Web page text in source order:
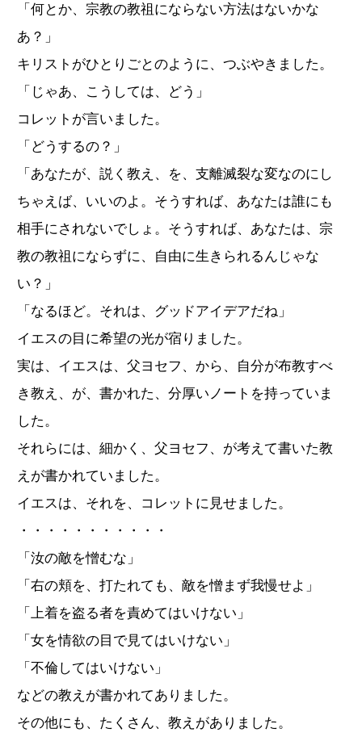
「何とか、宗教の教祖にならない方法はないかな
あ？」
キリストがひとりごとのように、つぶやきました。
「じゃあ、こうしては、どう」
コレットが言いました。
「どうするの？」
「あなたが、説く教え、を、支離滅裂な変なのにし
ちゃえば、いいのよ。そうすれば、あなたは誰にも
相手にされないでしょ。そうすれば、あなたは、宗
教の教祖にならずに、自由に生きられるんじゃな
い？」
「なるほど。それは、グッドアイデアだね」
イエスの目に希望の光が宿りました。
実は、イエスは、父ヨセフ、から、自分が布教すべ
き教え、が、書かれた、分厚いノートを持っていま
した。
それらには、細かく、父ヨセフ、が考えて書いた教
えが書かれていました。
イエスは、それを、コレットに見せました。
・・・・・・・・・・・
「汝の敵を憎むな」
「右の頬を、打たれても、敵を憎まず我慢せよ」
「上着を盗る者を責めてはいけない」
「女を情欲の目で見てはいけない」
「不倫してはいけない」
などの教えが書かれてありました。
その他にも、たくさん、教えがありました。